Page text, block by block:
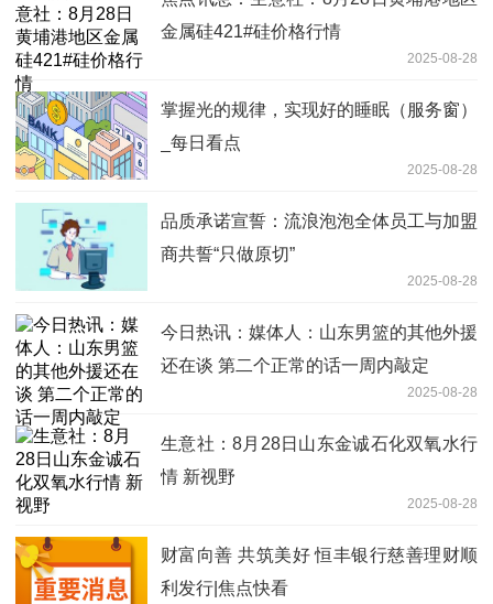
金属硅421#硅价格行情
2025-08-28
掌握光的规律，实现好的睡眠（服务窗）
_每日看点
2025-08-28
品质承诺宣誓：流浪泡泡全体员工与加盟
商共誓“只做原切”
2025-08-28
今日热讯：媒体人：山东男篮的其他外援
还在谈 第二个正常的话一周内敲定
2025-08-28
生意社：8月28日山东金诚石化双氧水行
情 新视野
2025-08-28
财富向善 共筑美好 恒丰银行慈善理财顺
利发行|焦点快看